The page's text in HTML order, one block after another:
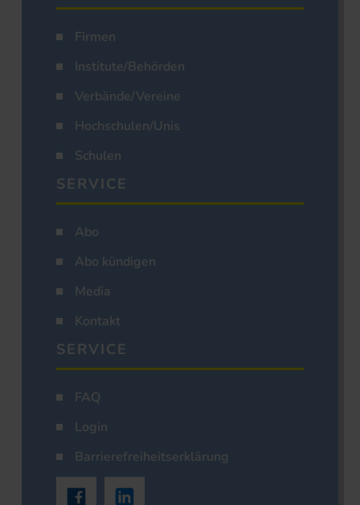
Firmen
Institute/Behörden
Verbände/Vereine
Hochschulen/Unis
Schulen
SERVICE
Abo
Abo kündigen
Media
Kontakt
SERVICE
FAQ
Login
Barrierefreiheitserklärung